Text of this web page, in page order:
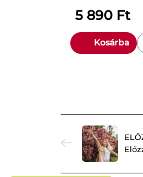
5 890 Ft
Kosárba